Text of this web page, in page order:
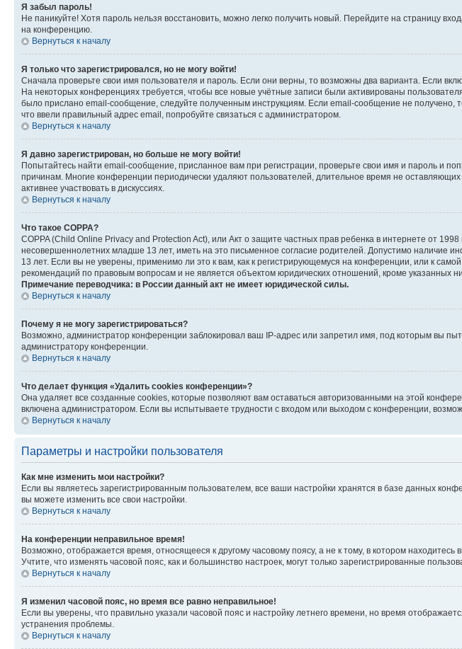
Я забыл пароль!
Не паникуйте! Хотя пароль нельзя восстановить, можно легко получить новый. Перейдите на страницу
на конференцию.
Вернуться к началу
Я только что зарегистрировался, но не могу войти!
Сначала проверьте свои имя пользователя и пароль. Если они верны, то возможны два варианта. Если
На некоторых конференциях требуется, чтобы все новые учётные записи были активированы
было прислано email-сообщение, следуйте полученным инструкциям. Если email-сообщение не
что ввели правильный адрес email, попробуйте связаться с администратором.
Вернуться к началу
Я давно зарегистрирован, но больше не могу войти!
Попытайтесь найти email-сообщение, присланное вам при регистрации, проверьте свои имя и пароль и
причинам. Многие конференции периодически удаляют пользователей, длительное время не
активнее участвовать в дискуссиях.
Вернуться к началу
Что такое COPPA?
COPPA (Child Online Privacy and Protection Act), или Акт о защите частных прав ребенка в интернете от
несовершеннолетних младше 13 лет, иметь на это письменное согласие родителей. Допустимо наличие
13 лет. Если вы не уверены, применимо ли это к вам, как к регистрирующемуся на конференции, или к
рекомендаций по правовым вопросам и не является объектом юридических отношений, кроме указанных
Примечание переводчика: в России данный акт не имеет юридической силы.
Вернуться к началу
Почему я не могу зарегистрироваться?
Возможно, администратор конференции заблокировал ваш IP-адрес или запретил имя, под которым вы
администратору конференции.
Вернуться к началу
Что делает функция «Удалить cookies конференции»?
Она удаляет все созданные cookies, которые позволяют вам оставаться авторизованными на этой
включена администратором. Если вы испытываете трудности с входом или выходом с конференции,
Вернуться к началу
Параметры и настройки пользователя
Как мне изменить мои настройки?
Если вы являетесь зарегистрированным пользователем, все ваши настройки хранятся в базе данных
вы можете изменить все свои настройки.
Вернуться к началу
На конференции неправильное время!
Возможно, отображается время, относящееся к другому часовому поясу, а не к тому, в котором
Учтите, что изменять часовой пояс, как и большинство настроек, могут только зарегистрированные
Вернуться к началу
Я изменил часовой пояс, но время все равно неправильное!
Если вы уверены, что правильно указали часовой пояс и настройку летнего времени, но время
устранения проблемы.
Вернуться к началу